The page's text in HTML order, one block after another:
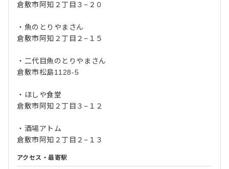
倉敷市阿知２丁目３−２０
・魚のとりやまさん
倉敷市阿知２丁目２−１５
・二代目魚のとりやまさん
倉敷市松島1128-5
・ほしや食堂
倉敷市阿知２丁目３−１２
・酒場アトム
倉敷市阿知２丁目２−１３
アクセス・最寄駅